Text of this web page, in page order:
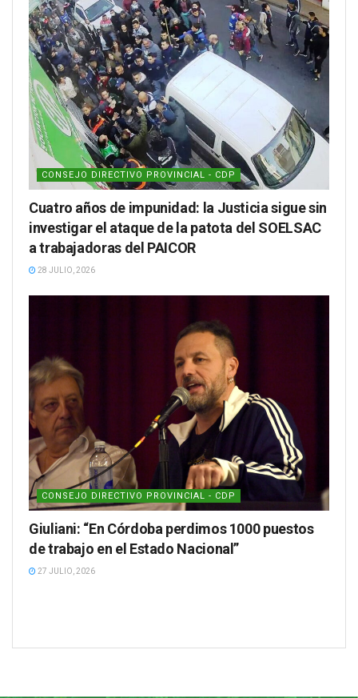
CONSEJO DIRECTIVO PROVINCIAL - CDP
Cuatro años de impunidad: la Justicia sigue sin
investigar el ataque de la patota del SOELSAC
a trabajadoras del PAICOR
28 JULIO, 2026
CONSEJO DIRECTIVO PROVINCIAL - CDP
Giuliani: “En Córdoba perdimos 1000 puestos
de trabajo en el Estado Nacional”
27 JULIO, 2026